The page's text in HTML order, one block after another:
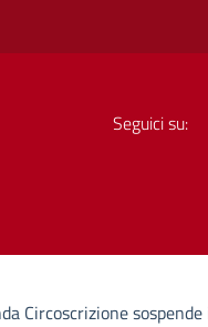
Seguici su:
Circoscrizione